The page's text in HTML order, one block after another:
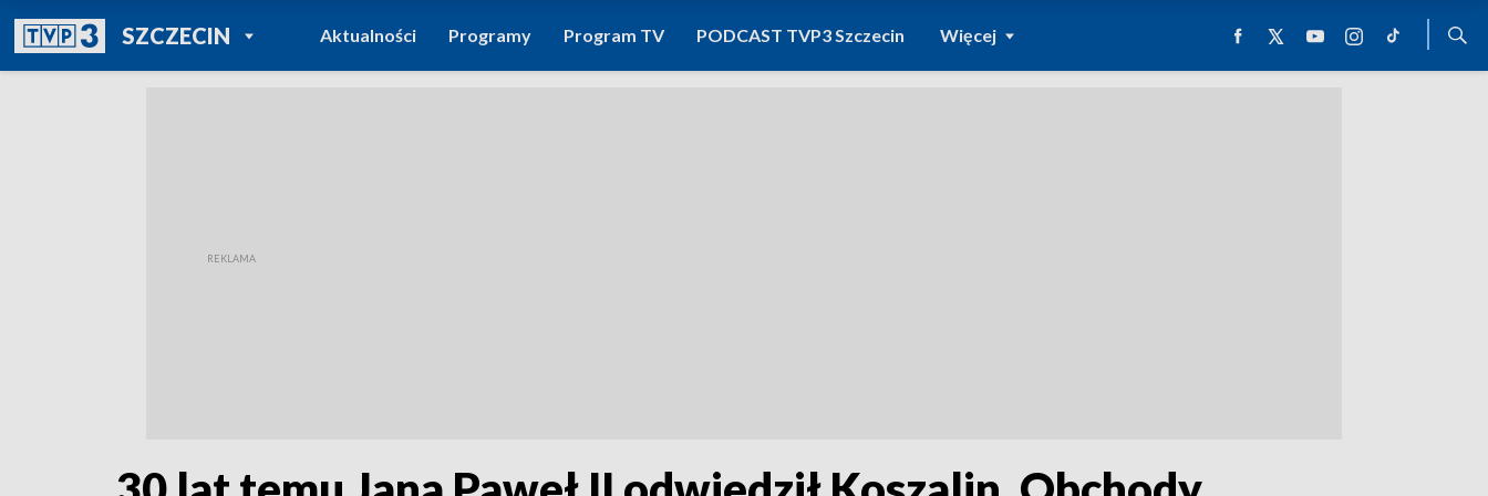
SZCZECINPOWRÓT DO
TVP REGIONY
Aktualności Programy Program TV PODCAST TVP3 Szczecin Więcej